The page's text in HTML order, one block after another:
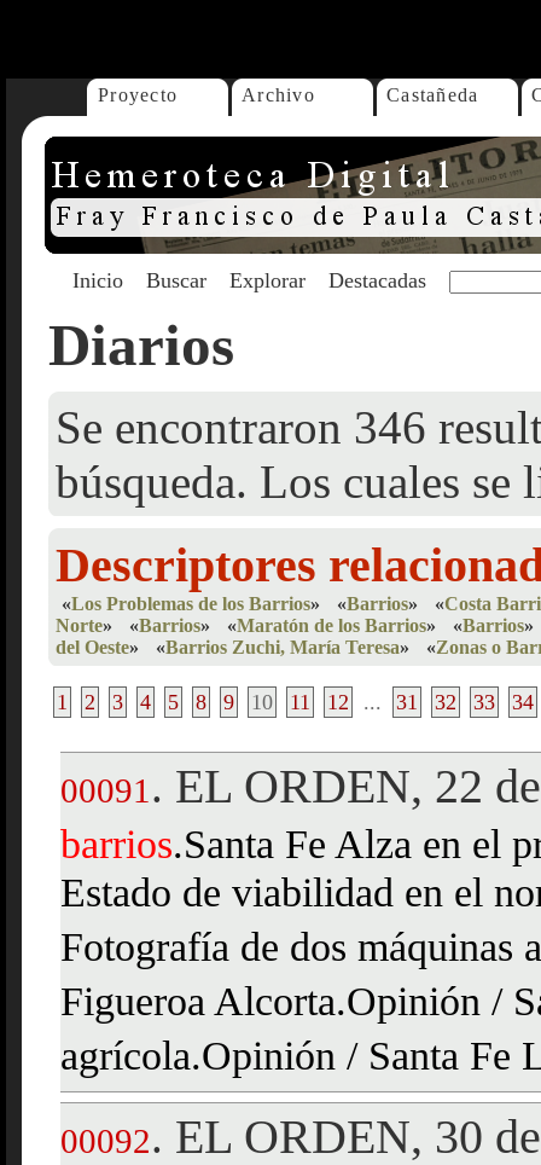
Proyecto Archivo Castañeda
Inicio Buscar Explorar Destacadas
Diarios
Se encontraron 346
búsqueda. Los cuales se
Descriptores
«Los Problemas de los Barrios» «Barrios» «Costa
Norte» «Barrios» «Maratón de los Barrios» «Barrios»
del Oeste» «Barrios Zuchi, María Teresa» «Zonas o
1 2 3 4 5 8 9 10 11 12 ... 31 32 33 34
00091 . EL ORDEN, 22
barrios.Santa Fe Alza en el
Estado de viabilidad en el
Fotografía de dos máquinas
Figueroa Alcorta.Opinión /
agrícola.Opinión / Santa Fe
00092. EL ORDEN, 30